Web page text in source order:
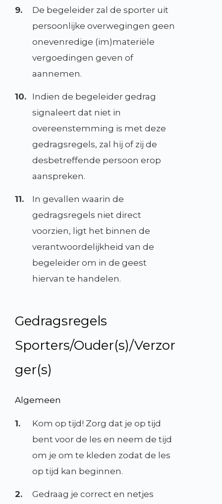
9.
De begeleider zal de sporter uit
persoonlijke overwegingen geen
onevenredige (im)materiële
vergoedingen geven of
aannemen.
10.
Indien de begeleider gedrag
signaleert dat niet in
overeenstemming is met deze
gedragsregels, zal hij of zij de
desbetreffende persoon erop
aanspreken.
11.
In gevallen waarin de
gedragsregels niet direct
voorzien, ligt het binnen de
verantwoordelijkheid van de
begeleider om in de geest
hiervan te handelen.
Gedragsregels
Sporters/Ouder(s)/Verzor
ger(s)
Algemeen
1.
Kom op tijd! Zorg dat je op tijd
bent voor de les en neem de tijd
om je om te kleden zodat de les
op tijd kan beginnen.
2.
Gedraag je correct en netjes